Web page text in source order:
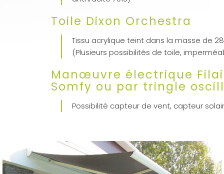
Toile Dixon Orchestra
Tissu acrylique teint dans la masse de
(Plusieurs possibilités de toile,
Manœuvre électrique
Somfy ou par tringle
Possibilité capteur de vent, capteur